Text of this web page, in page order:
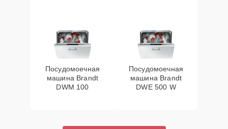
Посудомоечная
машина Brandt
DWM 100
Посудомоечная
машина Brandt
DWE 500 W